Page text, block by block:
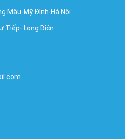
Mậu-Mỹ Đình-Hà Nội
Tiếp- Long Biên